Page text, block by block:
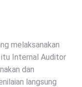
melaksanakan
Internal Auditor
dan
langsung